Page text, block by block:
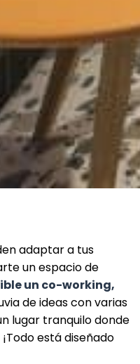
adaptar a tus
un espacio de
un co-working,
de ideas con varias
lugar tranquilo donde
está diseñado